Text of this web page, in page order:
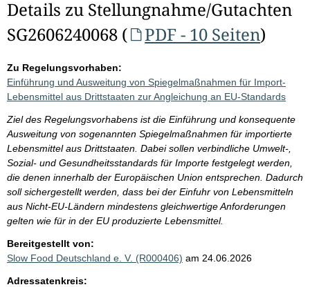
Details zu Stellungnahme/Gutachten
SG2606240068 (
PDF - 10 Seiten)
Zu Regelungsvorhaben:
Einführung und Ausweitung von Spiegelmaßnahmen für Import-
Lebensmittel aus Drittstaaten zur Angleichung an EU-Standards
Ziel des Regelungsvorhabens ist die Einführung und konsequente
Ausweitung von sogenannten Spiegelmaßnahmen für importierte
Lebensmittel aus Drittstaaten. Dabei sollen verbindliche Umwelt-,
Sozial- und Gesundheitsstandards für Importe festgelegt werden,
die denen innerhalb der Europäischen Union entsprechen. Dadurch
soll sichergestellt werden, dass bei der Einfuhr von Lebensmitteln
aus Nicht-EU-Ländern mindestens gleichwertige Anforderungen
gelten wie für in der EU produzierte Lebensmittel.
Bereitgestellt von:
Slow Food Deutschland e. V. (R000406) am 24.06.2026
Adressatenkreis: